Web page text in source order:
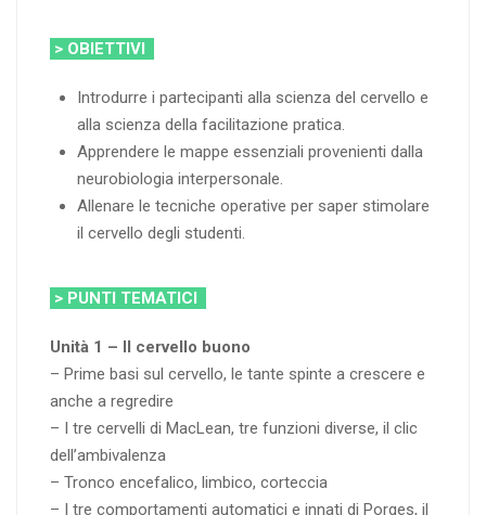
> OBIETTIVI
Introdurre i partecipanti alla scienza del cervello e
alla scienza della facilitazione pratica.
Apprendere le mappe essenziali provenienti dalla
neurobiologia interpersonale.
Allenare le tecniche operative per saper stimolare
il cervello degli studenti.
> PUNTI TEMATICI
Unità 1 – Il cervello buono
– Prime basi sul cervello, le tante spinte a crescere e
anche a regredire
– I tre cervelli di MacLean, tre funzioni diverse, il clic
dell’ambivalenza
– Tronco encefalico, limbico, corteccia
– I tre comportamenti automatici e innati di Porges, il